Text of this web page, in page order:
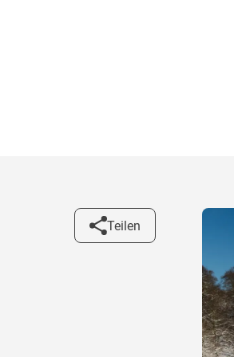
Teilen